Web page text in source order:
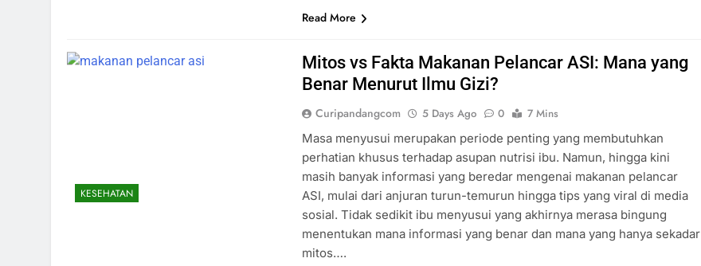
Read More
KESEHATAN
Mitos vs Fakta Makanan Pelancar ASI: Mana yang
Benar Menurut Ilmu Gizi?
Curipandangcom 5 Days Ago 0
7 Mins
Masa menyusui merupakan periode penting yang membutuhkan
perhatian khusus terhadap asupan nutrisi ibu. Namun, hingga kini
masih banyak informasi yang beredar mengenai makanan pelancar
ASI, mulai dari anjuran turun-temurun hingga tips yang viral di media
sosial. Tidak sedikit ibu menyusui yang akhirnya merasa bingung
menentukan mana informasi yang benar dan mana yang hanya sekadar
mitos….